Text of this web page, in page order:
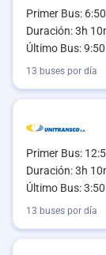
Primer Bus:
Duración: 3h
Último Bus:
13 buses por día
Primer Bus:
Duración: 3h
Último Bus:
13 buses por día